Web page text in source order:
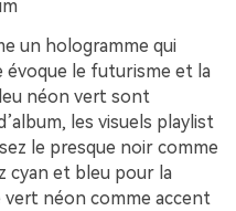
un hologramme qui
évoque le futurisme et la
néon vert sont
les visuels playlist
le presque noir comme
cyan et bleu pour la
néon comme accent